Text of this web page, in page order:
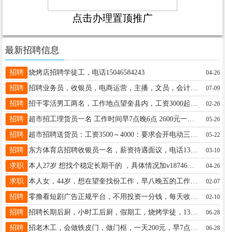
点击办理置顶推广
最新招聘信息
招聘 烧烤店招聘学徒工，电话15046584243 04-26
招聘 招聘业务员，收银员，电商运营，主播，文员，会计，送货司机，各岗位年龄要求：25-45岁之间，有工作经验，联系电话：15636634455 07-09
招聘 02-26
招聘 超市招工理货员一名 工作时间早7点晚6点 2600元一个月 满勤100元 联系电话13945557379 05-26
招聘 05-22
招聘 东方体育店招聘收银员一名，薪资待遇面议，电话13349359555 03-10
求职 本人27岁 想找个稳定长期干的 ，具体情况加v18746564839 04-26
求职 本人女，44岁，想在望奎找份工作，早八晚五的工作，电话微信同步18745573116 02-07
招聘 02-10
招聘 招聘长期后厨，小时工后厨，假期工，烧烤学徒，13199003355下午两点以后打电 06-28
招聘 06-28